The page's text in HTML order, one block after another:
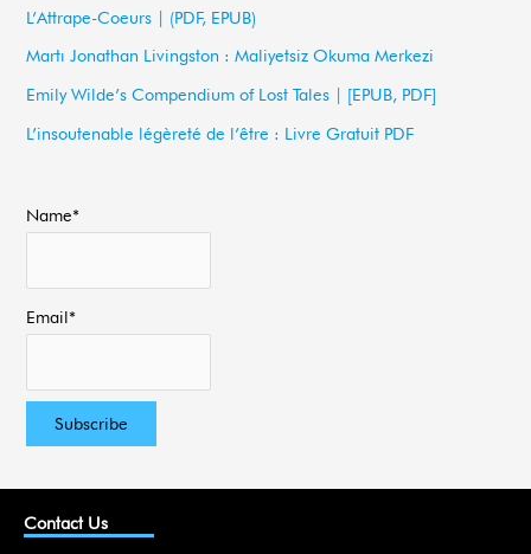
r
:
L’Attrape-Coeurs | (PDF, EPUB)
Martı Jonathan Livingston : Maliyetsiz Okuma Merkezi
Emily Wilde’s Compendium of Lost Tales | [EPUB, PDF]
L’insoutenable légèreté de l’être : Livre Gratuit PDF
Name*
Email*
Contact Us